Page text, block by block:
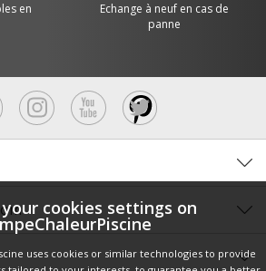
en
Echange à neuf en cas de
panne
cookies settings on
uses cookies or similar technologies to provide